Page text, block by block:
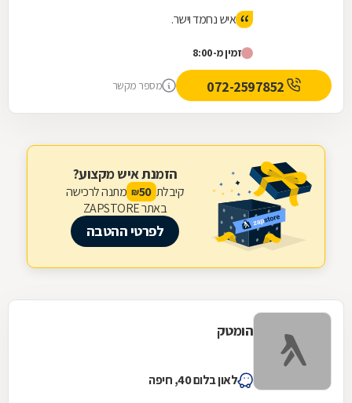
איש נחמד וישר.
זמין מ-8:00
מספר מקשר
הזמנת איש מקצוע?
קיבלת 50
₪ מתנה לרכישה
באתר ZAPSTORE
לפרטי ההטבה
הומטק
לאון בלום 40, חיפה